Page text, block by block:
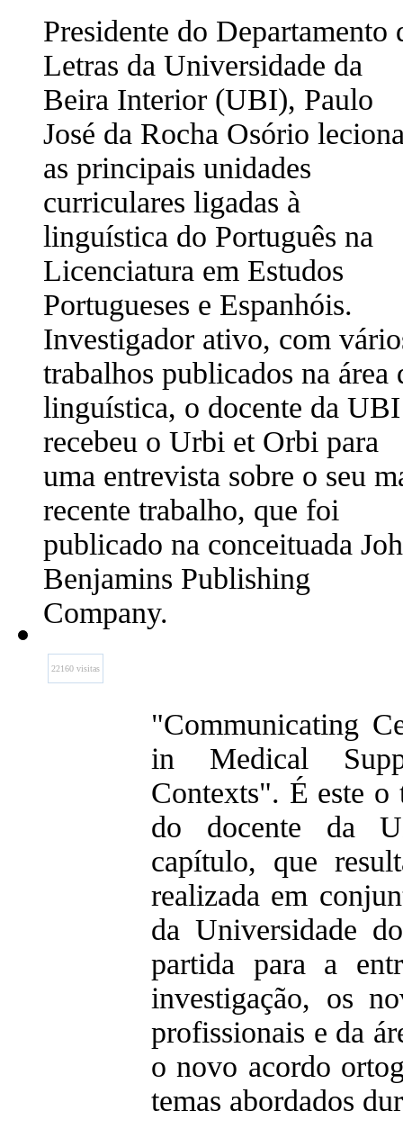
Presidente do Departamento
Letras da Universidade da
Beira Interior (UBI), Paulo
José da Rocha Osório
as principais unidades
curriculares ligadas à
linguística do Português na
Licenciatura em Estudos
Portugueses e Espanhóis.
Investigador ativo, com
trabalhos publicados na área
linguística, o docente da UBI
recebeu o Urbi et Orbi para
uma entrevista sobre o seu
recente trabalho, que foi
publicado na conceituada
Benjamins Publishing
Company.
22160 visitas
"Communicating
in Medical
Contexts". É este
do docente da
capítulo, que
realizada em
da Universidade
partida para a
investigação, os
profissionais e da
o novo acordo
temas abordados